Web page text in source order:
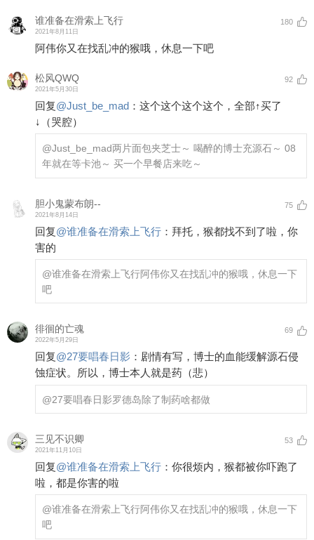
谁准备在滑索上飞行
2021年8月11日
180
阿伟你又在找乱冲的猴哦，休息一下吧
松风QWQ
2021年5月30日
92
回复@Just_be_mad ： 这个这个这个这个，全部↑买了
↓（哭腔）
@Just_be_mad两片面包夹芝士～ 喝醉的博士充源石～ 08
年就在等卡池～ 买一个早餐店来吃～
胆小鬼蒙布朗--
2021年8月14日
75
回复@谁准备在滑索上飞行 ： 拜托，猴都找不到了啦，你
害的
@谁准备在滑索上飞行阿伟你又在找乱冲的猴哦，休息一下
吧
徘徊的亡魂
2022年5月29日
69
回复@27要唱春日影 ： 剧情有写，博士的血能缓解源石侵
蚀症状。所以，博士本人就是药（悲）
@27要唱春日影罗德岛除了制药啥都做
三见不识卿
2021年11月10日
53
回复@谁准备在滑索上飞行 ： 你很烦内，猴都被你吓跑了
啦，都是你害的啦
@谁准备在滑索上飞行阿伟你又在找乱冲的猴哦，休息一下
吧